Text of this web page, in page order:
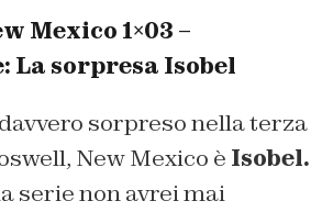
Mexico 1×03 –
La sorpresa Isobel
sorpreso nella terza
New Mexico è Isobel.
serie non avrei mai